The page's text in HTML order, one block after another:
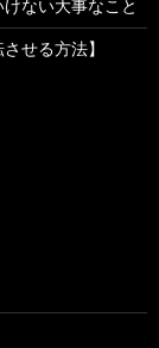
ない大事なこと
せる方法】